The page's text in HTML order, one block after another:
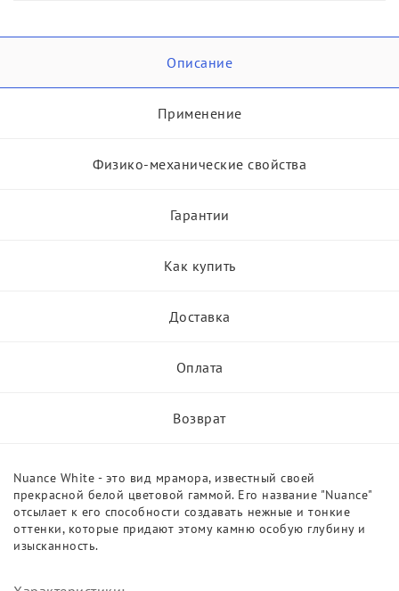
Описание
Применение
Физико-механические свойства
Гарантии
Как купить
Доставка
Оплата
Возврат
Nuance White - это вид мрамора, известный своей
прекрасной белой цветовой гаммой. Его название "Nuance"
отсылает к его способности создавать нежные и тонкие
оттенки, которые придают этому камню особую глубину и
изысканность.